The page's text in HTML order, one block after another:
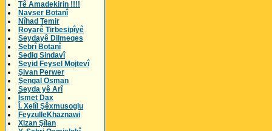
Tê Amadekirin !!!!
Navser Botanî
Nîhad Temir
Royarê Tirbesipîyê
Seydayê Dilmeqes
Sebrî Botanî
Sediq Sindavî
Seyid Feysel Mojtevî
Şivan Perwer
Şengal Osman
Seyda yê Arî
Îsmet Dax
Î. Xelîl Şêxmusoglu
FeyzulleKhaznawi
Xizan Şîlan